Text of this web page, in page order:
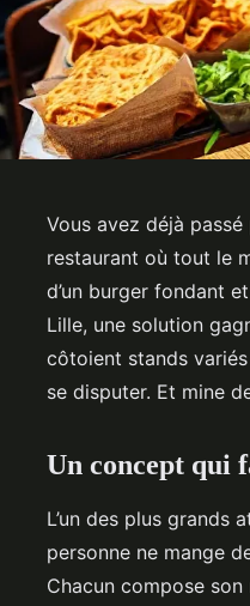
Vous avez déjà
restaurant où tout le
d’un burger fondant
Lille, une solution
côtoient stands
se disputer. Et mine
Un concept qui
L’un des plus grands
personne ne mange
Chacun compose